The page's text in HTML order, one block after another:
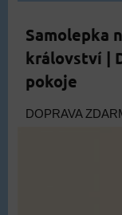
Samolepka
království |
pokoje
DOPRAVA